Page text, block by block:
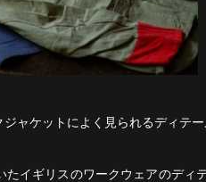
ャケットによく見られるディテー
イギリスのワークウェアのディ